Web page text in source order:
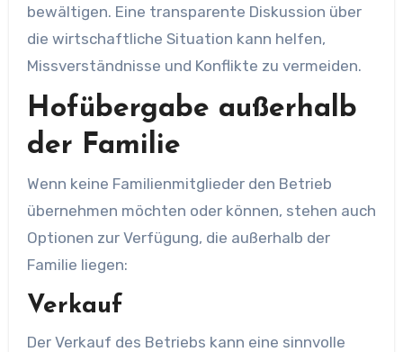
bewältigen. Eine transparente Diskussion über
die wirtschaftliche Situation kann helfen,
Missverständnisse und Konflikte zu vermeiden.
Hofübergabe außerhalb
der Familie
Wenn keine Familienmitglieder den Betrieb
übernehmen möchten oder können, stehen auch
Optionen zur Verfügung, die außerhalb der
Familie liegen:
Verkauf
Der Verkauf des Betriebs kann eine sinnvolle